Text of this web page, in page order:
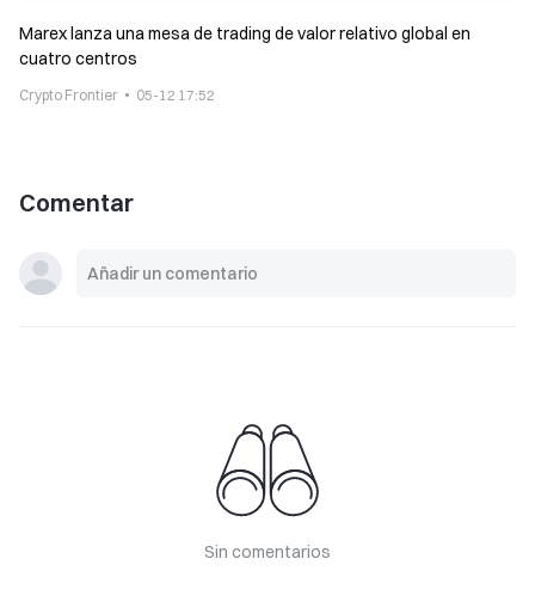
Marex lanza una mesa de trading de valor relativo global en
cuatro centros
Crypto Frontier 05-12 17:52
Comentar
Sin comentarios